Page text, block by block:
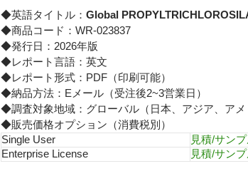
◆英語タイトル：Global
◆商品コード：WR-023837
◆発行日：2026年版
◆レポート言語：英文
◆レポート形式：PDF（印刷可能）
◆納品方法：Eメール（受注後2~3営業日）
◆調査対象地域：グローバル（日本、アジア、アメ
◆販売価格オプション（消費税別）
Single User
見積/サン
Enterprise License
見積/サン